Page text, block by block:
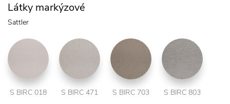
Látky markýzové
Sattler
S BIRC 018 S BIRC 471 S BIRC 703 S BIRC 803